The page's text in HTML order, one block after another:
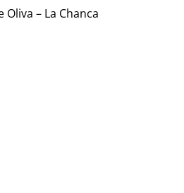
– La Chanca